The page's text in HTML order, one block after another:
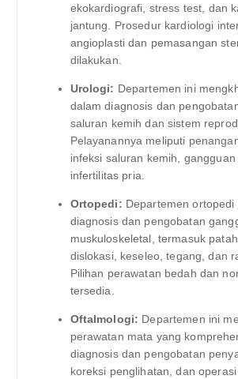
ekokardiografi, stress test, dan
jantung. Prosedur kardiologi
angioplasti dan pemasangan
dilakukan.
Urologi: Departemen ini
dalam diagnosis dan
saluran kemih dan sistem
Pelayanannya meliputi
infeksi saluran kemih,
infertilitas pria.
Ortopedi: Departemen ortopedi
diagnosis dan pengobatan
muskuloskeletal, termasuk patah
dislokasi, keseleo, tegang, dan
Pilihan perawatan bedah dan
tersedia.
Oftalmologi: Departemen ini
perawatan mata yang
diagnosis dan pengobatan
koreksi penglihatan, dan